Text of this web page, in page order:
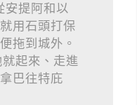
安提阿和以
用石頭打保
拖到城外。
起來、走進
巴往特庇